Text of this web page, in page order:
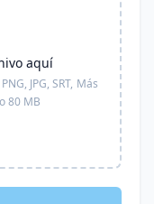
aquí
JPG, SRT, Más
80 MB